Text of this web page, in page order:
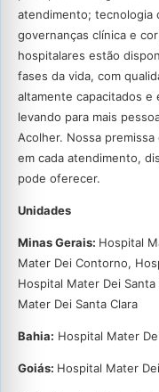
atendimento; tecnologia
governanças clínica e
hospitalares estão
fases da vida, com
altamente capacitados e
levando para mais
Acolher. Nossa
em cada atendimento,
pode oferecer.
Unidades
Minas Gerais: Hospital
Mater Dei Contorno,
Hospital Mater Dei
Mater Dei Santa Clara
Bahia: Hospital Mater
Goiás: Hospital Mater